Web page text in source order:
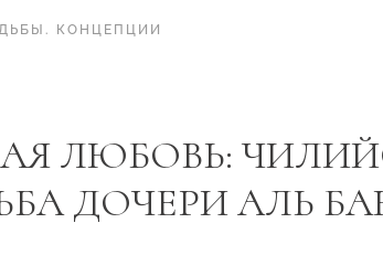
. КОНЦЕПЦИИ
ЛЮБОВЬ:
ДОЧЕРИ АЛЬ